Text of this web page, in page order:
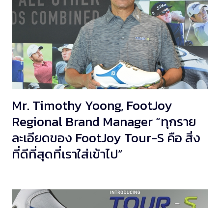
Mr. Timothy Yoong, FootJoy
Regional Brand Manager “ทุกราย
ละเอียดของ FootJoy Tour-S คือ สิ่ง
ที่ดีที่สุดที่เราใส่เข้าไป”